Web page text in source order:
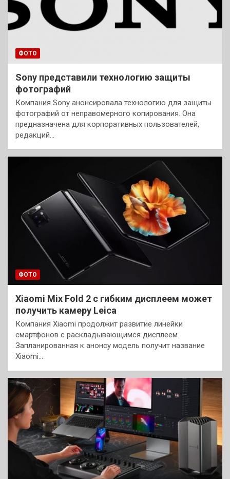
ФОТО
Sony представили технологию защиты
фотографий
Компания Sony анонсировала технологию для защиты
фотографий от неправомерного копирования. Она
предназначена для корпоративных пользователей,
редакций…
ФОТО
Xiaomi Mix Fold 2 с гибким дисплеем может
получить камеру Leica
Компания Xiaomi продолжит развитие линейки
смартфонов с раскладывающимся дисплеем.
Запланированная к анонсу модель получит название
Xiaomi…